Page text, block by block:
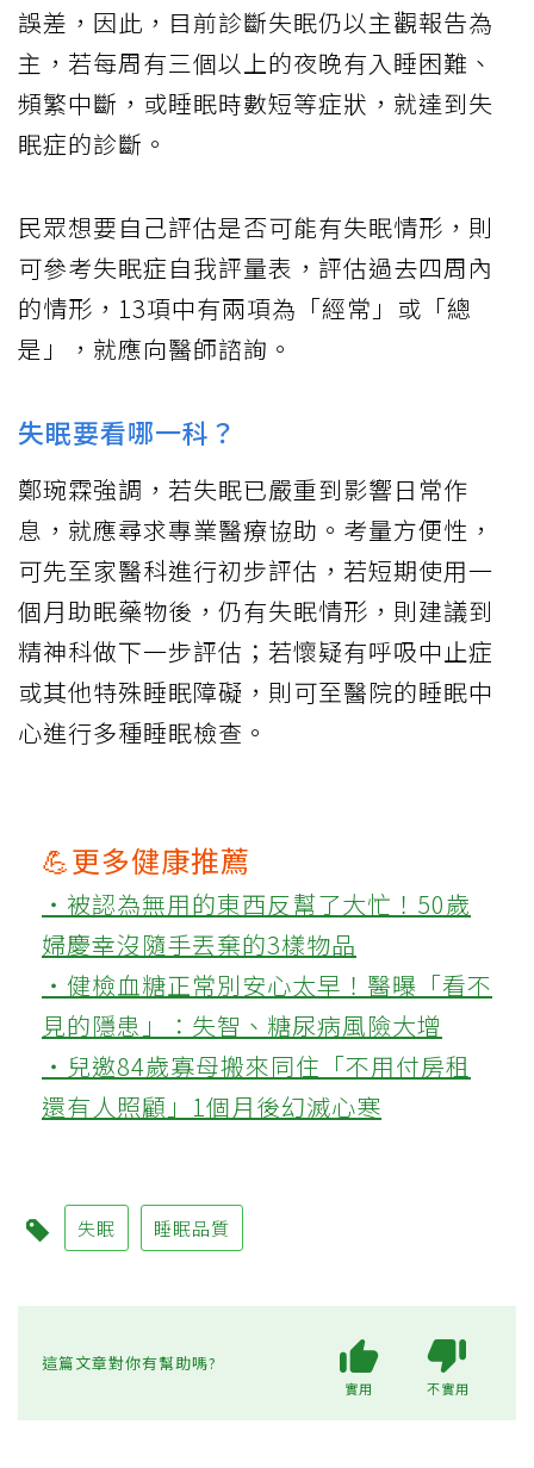
誤差，因此，目前診斷失眠仍以主觀報告為
主，若每周有三個以上的夜晚有入睡困難、
頻繁中斷，或睡眠時數短等症狀，就達到失
眠症的診斷。
民眾想要自己評估是否可能有失眠情形，則
可參考失眠症自我評量表，評估過去四周內
的情形，13項中有兩項為「經常」或「總
是」，就應向醫師諮詢。
失眠要看哪一科？
鄭琬霖強調，若失眠已嚴重到影響日常作
息，就應尋求專業醫療協助。考量方便性，
可先至家醫科進行初步評估，若短期使用一
個月助眠藥物後，仍有失眠情形，則建議到
精神科做下一步評估；若懷疑有呼吸中止症
或其他特殊睡眠障礙，則可至醫院的睡眠中
心進行多種睡眠檢查。
💪更多健康推薦
‧被認為無用的東西反幫了大忙！50歲
婦慶幸沒隨手丟棄的3樣物品
‧健檢血糖正常別安心太早！醫曝「看不
見的隱患」：失智、糖尿病風險大增
‧兒邀84歲寡母搬來同住「不用付房租
還有人照顧」1個月後幻滅心寒
失眠 睡眠品質
這篇文章對你有幫助嗎?
實用 不實用